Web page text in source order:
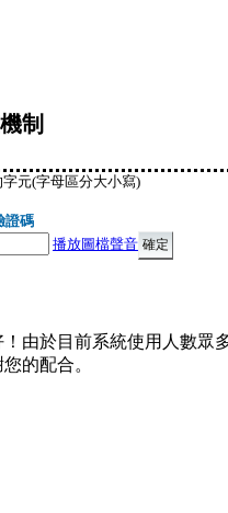
制
元(字母區分大小寫)
證碼
播放圖檔聲音
由於目前系統使用人數眾
的配合。